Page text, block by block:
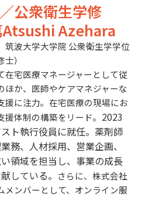
公衆衛生学修
Azehara
筑波大学大学院 公衆衛生学学位
）
在宅医療マネージャーとして従
ほか、医師やケアマネジャーな
援に注力。在宅医療の現場にお
体制の構築をリード。 2023
ト執行役員に就任。薬剤師
務、人材採用、営業企画、
領域を担当し、事業の成長
している。 さらに、株式会社
メンバーとして、オンライン服